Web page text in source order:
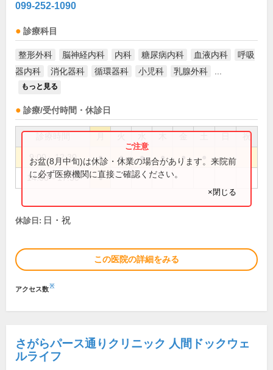
099-252-1090
診療科目
整形外科 脳神経内科 内科 糖尿病内科 血液内科
呼吸
器内科
消化器科 循環器科 小児科 乳腺外科
もっと見る
診療/受付時間・休診日
祝
9:00～12:30 ● ● ● ● ●
14:00～17:30 ●
お盆(8月中旬)は休診・休業の場合があります。来院前
に必ず医療機関に直接ご確認ください。
×閉じる
休診日: 日・祝
この医院の詳細をみる
アクセス数※
さがらパース通りクリニック 人間ドックウェ
ルライフ